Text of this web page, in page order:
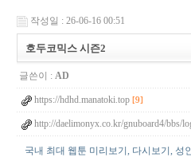
작성일 : 26-06-16 00:51
호두코믹스 시즌2
글쓴이 : AD
https://hdhd.manatoki.top [9]
http://daelimonyx.co.kr/gnuboard4/bbs/
국내 최대 웹툰 미리보기, 다시보기, 성